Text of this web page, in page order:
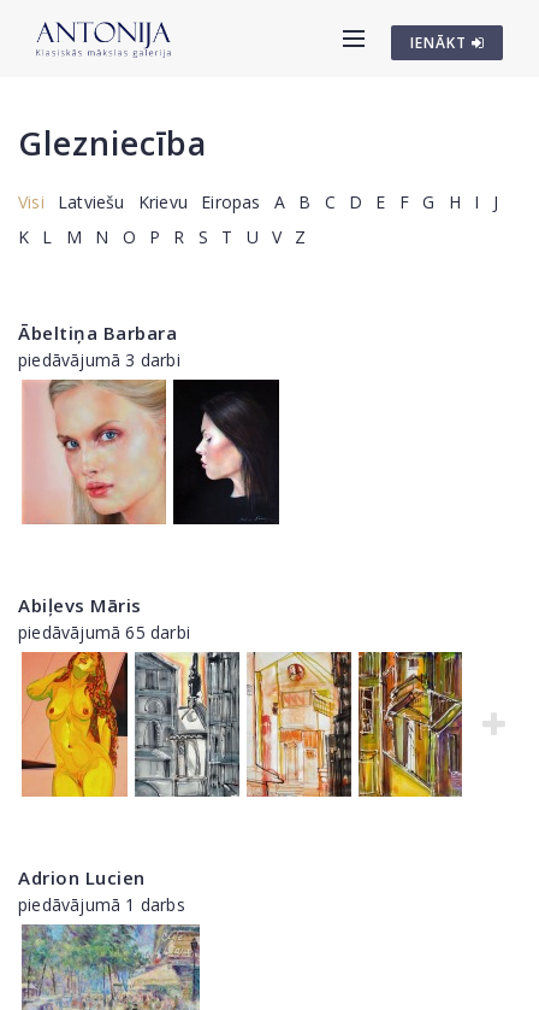
IENĀKT
Glezniecība
Visi Latviešu Krievu Eiropas A B C D E F G H I
J
K
L M N O P R S T U V Z
Ābeltiņa Barbara
piedāvājumā 3 darbi
Abiļevs Māris
piedāvājumā 65 darbi
Adrion Lucien
piedāvājumā 1 darbs